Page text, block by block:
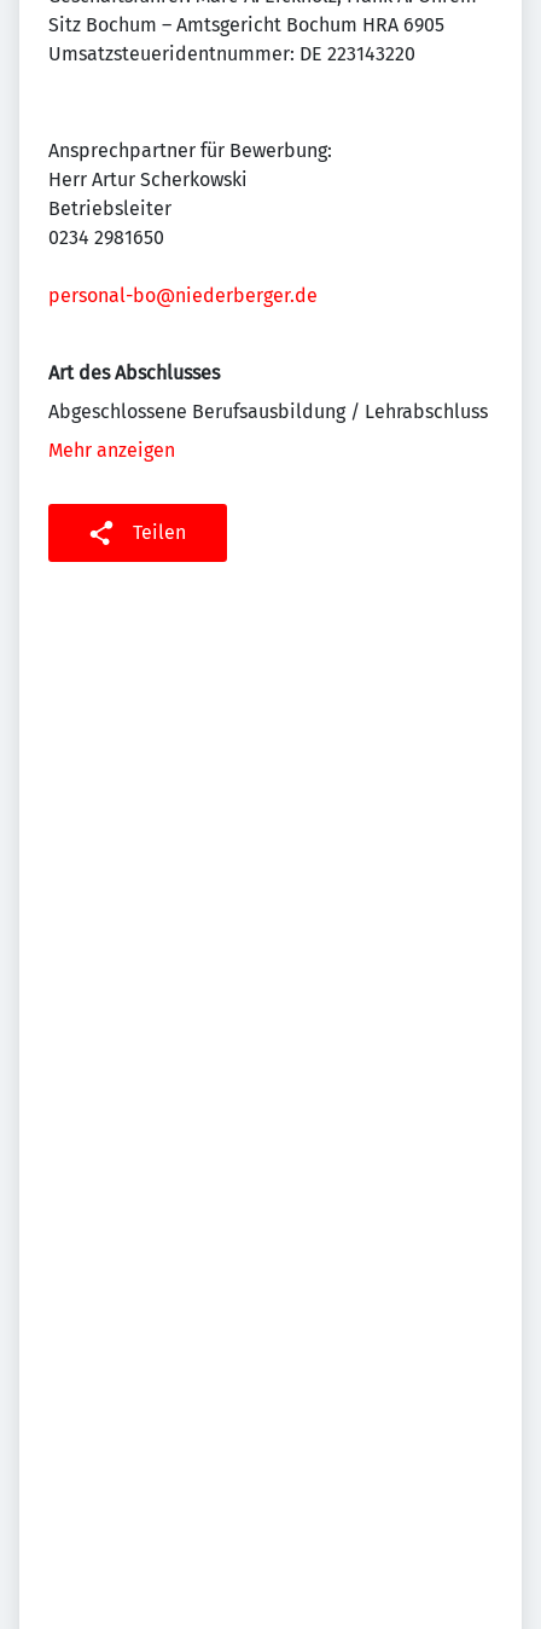
Sitz Bochum – Amtsgericht Bochum HRA 6905
Umsatzsteueridentnummer: DE 223143220
Ansprechpartner für Bewerbung:
Herr Artur Scherkowski
Betriebsleiter
0234 2981650
personal-bo@niederberger.de
Art des Abschlusses
Abgeschlossene Berufsausbildung / Lehrabschluss
Mehr anzeigen
Teilen